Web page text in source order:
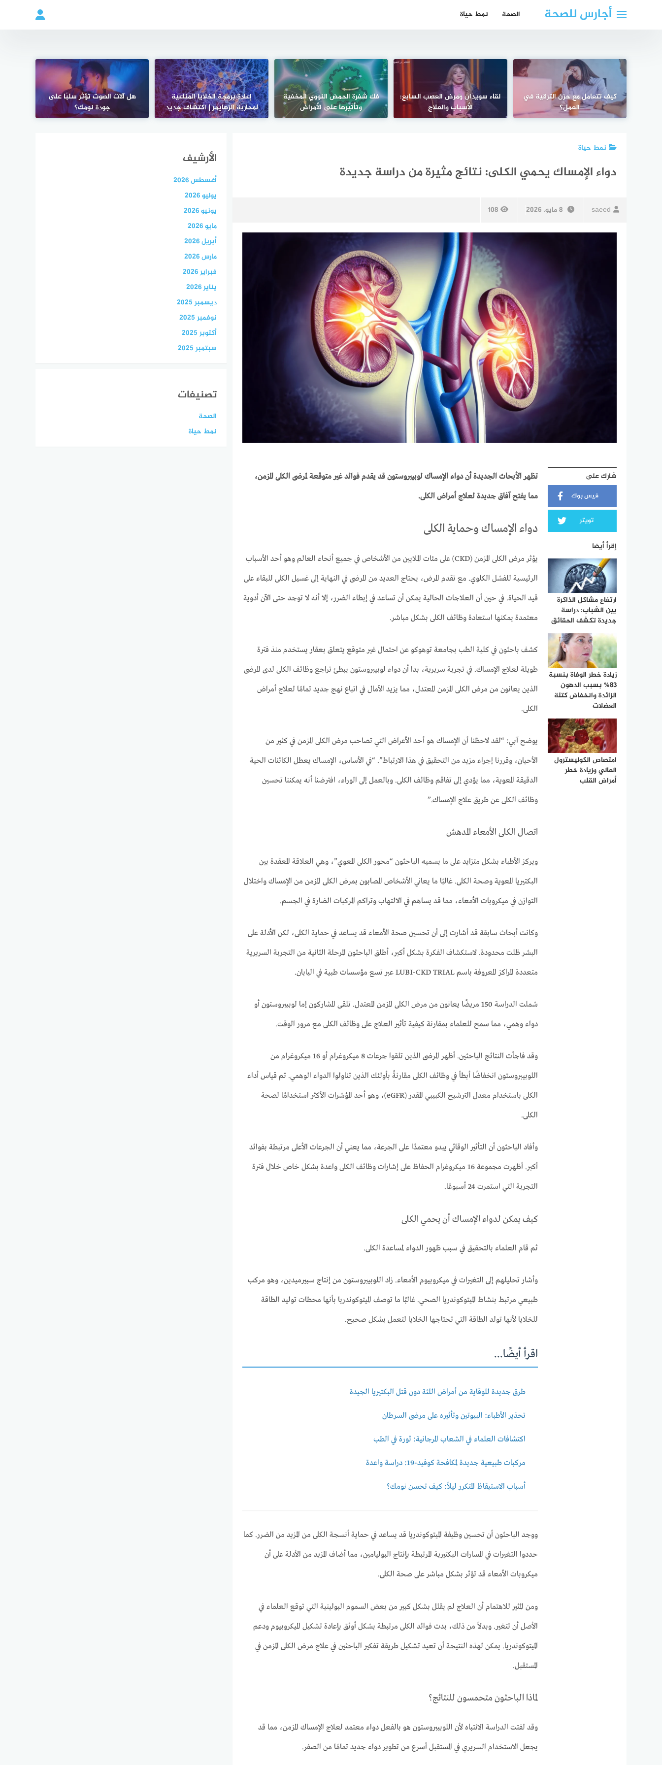
أجارس للصحة الصحة نمط حياة
كيف تتعامل مع حزن الترقية في
العمل؟
لقاء سويدان ومرض العصب السابع:
الأسباب والعلاج
فك شفرة الحمض النووي المخفية
وتأثيرها على الأمراض
إعادة برمجة الخلايا المناعية
لمحاربة الزهايمر | اكتشاف جديد
هل آلات الصوت تؤثر سلبًا على
جودة نومك؟
نمط حياة
دواء الإمساك يحمي الكلى: نتائج مثيرة من دراسة جديدة
saeed 8 مايو، 2026 108
شارك على
فيس بوك
تويتر
إقرأ أيضا
ارتفاع مشاكل الذاكرة
بين الشباب: دراسة
جديدة تكشف الحقائق
زيادة خطر الوفاة بنسبة
83% بسبب الدهون
الزائدة وانخفاض كتلة
العضلات
امتصاص الكوليسترول
العالي وزيادة خطر
أمراض القلب
تظهر الأبحاث الجديدة أن دواء الإمساك لوبيبروستون قد يقدم فوائد غير متوقعة لمرضى الكلى المزمن،
مما يفتح آفاق جديدة لعلاج أمراض الكلى.
دواء الإمساك وحماية الكلى
يؤثر مرض الكلى المزمن (CKD) على مئات الملايين من الأشخاص في جميع أنحاء العالم وهو أحد الأسباب
الرئيسية للفشل الكلوي. مع تقدم المرض، يحتاج العديد من المرضى في النهاية إلى غسيل الكلى للبقاء على
قيد الحياة. في حين أن العلاجات الحالية يمكن أن تساعد في إبطاء الضرر، إلا أنه لا توجد حتى الآن أدوية
معتمدة يمكنها استعادة وظائف الكلى بشكل مباشر.
كشف باحثون في كلية الطب بجامعة توهوكو عن احتمال غير متوقع يتعلق بعقار يستخدم منذ فترة
طويلة لعلاج الإمساك. في تجربة سريرية، بدا أن دواء لوبيبروستون يبطئ تراجع وظائف الكلى لدى المرضى
الذين يعانون من مرض الكلى المزمن المعتدل، مما يزيد الآمال في اتباع نهج جديد تمامًا لعلاج أمراض
الكلى.
يوضح آبي: “لقد لاحظنا أن الإمساك هو أحد الأعراض التي تصاحب مرض الكلى المزمن في كثير من
الأحيان، وقررنا إجراء مزيد من التحقيق في هذا الارتباط”. “في الأساس، الإمساك يعطل الكائنات الحية
الدقيقة المعوية، مما يؤدي إلى تفاقم وظائف الكلى. وبالعمل إلى الوراء، افترضنا أنه يمكننا تحسين
وظائف الكلى عن طريق علاج الإمساك.”
اتصال الكلى الأمعاء المدهش
ويركز الأطباء بشكل متزايد على ما يسميه الباحثون “محور الكلى المعوي”، وهي العلاقة المعقدة بين
البكتيريا المعوية وصحة الكلى. غالبًا ما يعاني الأشخاص المصابون بمرض الكلى المزمن من الإمساك واختلال
التوازن في ميكروبات الأمعاء، مما قد يساهم في الالتهاب وتراكم المركبات الضارة في الجسم.
وكانت أبحاث سابقة قد أشارت إلى أن تحسين صحة الأمعاء قد يساعد في حماية الكلى، لكن الأدلة على
البشر ظلت محدودة. لاستكشاف الفكرة بشكل أكبر، أطلق الباحثون المرحلة الثانية من التجربة السريرية
متعددة المراكز المعروفة باسم LUBI-CKD TRIAL عبر تسع مؤسسات طبية في اليابان.
شملت الدراسة 150 مريضًا يعانون من مرض الكلى المزمن المعتدل. تلقى المشاركون إما لوبيبروستون أو
دواء وهمي، مما سمح للعلماء بمقارنة كيفية تأثير العلاج على وظائف الكلى مع مرور الوقت.
وقد فاجأت النتائج الباحثين. أظهر المرضى الذين تلقوا جرعات 8 ميكروغرام أو 16 ميكروغرام من
اللوبيبروستون انخفاضًا أبطأ في وظائف الكلى مقارنةً بأولئك الذين تناولوا الدواء الوهمي. تم قياس أداء
الكلى باستخدام معدل الترشيح الكبيبي المقدر (eGFR)، وهو أحد المؤشرات الأكثر استخدامًا لصحة
الكلى.
وأفاد الباحثون أن التأثير الوقائي يبدو معتمدًا على الجرعة، مما يعني أن الجرعات الأعلى مرتبطة بفوائد
أكبر. أظهرت مجموعة 16 ميكروغرام الحفاظ على إشارات وظائف الكلى واعدة بشكل خاص خلال فترة
التجربة التي استمرت 24 أسبوعًا.
كيف يمكن لدواء الإمساك أن يحمي الكلى
ثم قام العلماء بالتحقيق في سبب ظهور الدواء لمساعدة الكلى.
وأشار تحليلهم إلى التغيرات في ميكروبيوم الأمعاء. زاد اللوبيبروستون من إنتاج سبيرميدين، وهو مركب
طبيعي مرتبط بنشاط الميتوكوندريا الصحي. غالبًا ما توصف الميتوكوندريا بأنها محطات توليد الطاقة
للخلايا لأنها تولد الطاقة التي تحتاجها الخلايا لتعمل بشكل صحيح.
اقرأ أيضًا...
طرق جديدة للوقاية من أمراض اللثة دون قتل البكتيريا الجيدة
تحذير الأطباء: البيوتين وتأثيره على مرضى السرطان
اكتشافات العلماء في الشعاب المرجانية: ثورة في الطب
مركبات طبيعية جديدة لمكافحة كوفيد-19: دراسة واعدة
أسباب الاستيقاظ المتكرر ليلاً: كيف تحسن نومك؟
ووجد الباحثون أن تحسين وظيفة الميتوكوندريا قد يساعد في حماية أنسجة الكلى من المزيد من الضرر. كما
حددوا التغيرات في المسارات البكتيرية المرتبطة بإنتاج البوليامين، مما أضاف المزيد من الأدلة على أن
ميكروبات الأمعاء قد تؤثر بشكل مباشر على صحة الكلى.
ومن المثير للاهتمام أن العلاج لم يقلل بشكل كبير من بعض السموم البولينية التي توقع العلماء في
الأصل أن تتغير. وبدلاً من ذلك، بدت فوائد الكلى مرتبطة بشكل أوثق بإعادة تشكيل الميكروبيوم ودعم
الميتوكوندريا. يمكن لهذه النتيجة أن تعيد تشكيل طريقة تفكير الباحثين في علاج مرض الكلى المزمن في
المستقبل.
لماذا الباحثون متحمسون للنتائج؟
وقد لفتت الدراسة الانتباه لأن اللوبيبروستون هو بالفعل دواء معتمد لعلاج الإمساك المزمن، مما قد
يجعل الاستخدام السريري في المستقبل أسرع من تطوير دواء جديد تمامًا من الصفر.
الأرشيف
أغسطس 2026
يوليو 2026
يونيو 2026
مايو 2026
أبريل 2026
مارس 2026
فبراير 2026
يناير 2026
ديسمبر 2025
نوفمبر 2025
أكتوبر 2025
سبتمبر 2025
تصنيفات
الصحة
نمط حياة